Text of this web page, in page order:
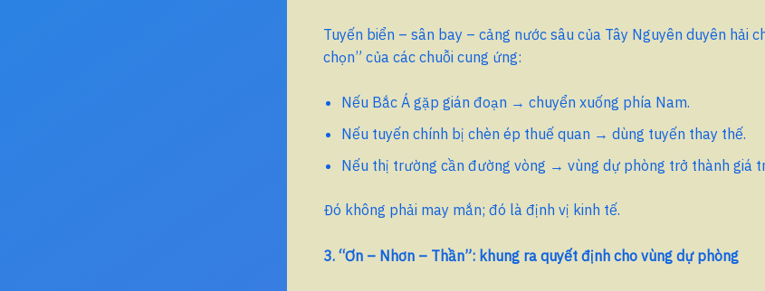
Tuyến biển – sân bay – cảng nước sâu của Tây Nguyên duyên hải
chọn” của các chuỗi cung ứng:
Nếu Bắc Á gặp gián đoạn → chuyển xuống phía Nam.
Nếu tuyến chính bị chèn ép thuế quan → dùng tuyến thay thế.
Nếu thị trường cần đường vòng → vùng dự phòng trở thành giá
Đó không phải may mắn; đó là định vị kinh tế.
3. “Ơn – Nhơn – Thần”: khung ra quyết định cho vùng dự phòng